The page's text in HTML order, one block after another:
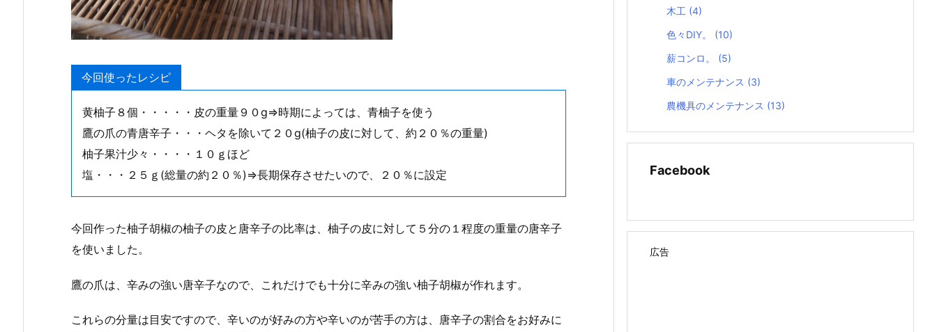
今回使ったレシピ
黄柚子８個・・・・・皮の重量９０g⇒時期によっては、青柚子を使う
鷹の爪の青唐辛子・・・ヘタを除いて２０g(柚子の皮に対して、約２０％の重量)
柚子果汁少々・・・・１０ｇほど
塩・・・２５ｇ(総量の約２０％)⇒長期保存させたいので、２０％に設定
今回作った柚子胡椒の柚子の皮と唐辛子の比率は、柚子の皮に対して５分の１程度の重量の唐辛子
を使いました。
鷹の爪は、辛みの強い唐辛子なので、これだけでも十分に辛みの強い柚子胡椒が作れます。
これらの分量は目安ですので、辛いのが好みの方や辛いのが苦手の方は、唐辛子の割合をお好みに
木工 (4)
色々DIY。 (10)
薪コンロ。 (5)
車のメンテナンス (3)
農機具のメンテナンス (13)
Facebook
広告